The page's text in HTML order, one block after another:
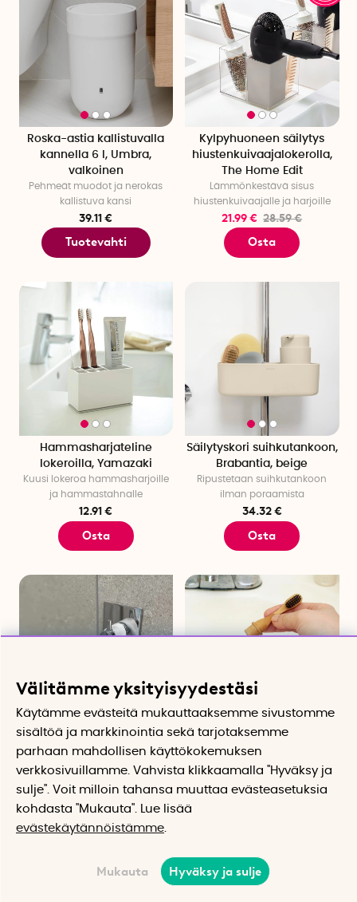
Roska-astia kallistuvalla
kannella 6 l, Umbra,
valkoinen
Pehmeät muodot ja nerokas
kallistuva kansi
39.11 €
Tuotevahti
Kylpyhuoneen säilytys
hiustenkuivaajalokerolla,
The Home Edit
Lämmönkestävä sisus
hiustenkuivaajalle ja harjoille
21.99 € 28.59 €
Osta
Hammasharjateline
lokeroilla, Yamazaki
Kuusi lokeroa hammasharjoille
ja hammastahnalle
12.91 €
Osta
Säilytyskori suihkutankoon,
Brabantia, beige
Ripustetaan suihkutankoon
ilman poraamista
34.32 €
Osta
Itsekiinnittyvä koukku
piikillä
Kiinnittyy ilman porausta sileille
pinnoille
10.52 €
Osta
Matkahammasharja
bambusta
Kotelo on osa hammasharjaa
Välitämme yksityisyydestäsi
Käytämme evästeitä mukauttaaksemme sivustomme
sisältöä ja markkinointia sekä tarjotaksemme
parhaan mahdollisen käyttökokemuksen
verkkosivuillamme. Vahvista klikkaamalla "Hyväksy ja
sulje". Voit milloin tahansa muuttaa evästeasetuksia
kohdasta "Mukauta". Lue lisää
evästekäytännöistämme
Mukauta Hyväksy ja sulje